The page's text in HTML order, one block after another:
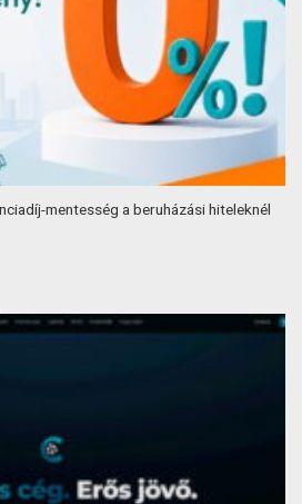
mentesség a beruházási hiteleknél